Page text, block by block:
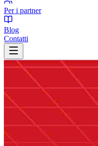
Per i partner
Blog
Contatti